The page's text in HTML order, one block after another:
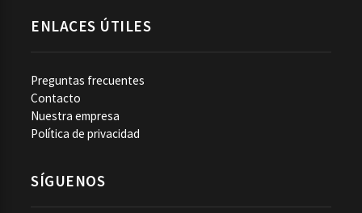
ENLACES ÚTILES
Preguntas frecuentes
Contacto
Nuestra empresa
Política de privacidad
SÍGUENOS